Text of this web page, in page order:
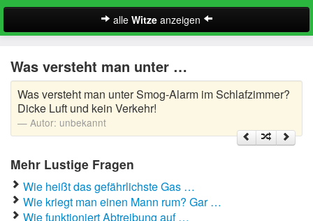
alle Witzeanzeigen
A-Klasse Witze
Akademiker Witze
Al Bundy Sprüche
Alle Kinder Sprüche
Anrufbeantworter Ansagen
Was versteht man unter …
Was versteht man unter Smog-Alarm im Schlafzimmer?
Dicke Luft und kein Verkehr!
Autor: unbekannt
Mehr Lustige Fragen
Wie heißt das gefährlichste Gas …
Wie kriegt man einen Mann rum? Gar …
Wie funktioniert Abtreibung auf …